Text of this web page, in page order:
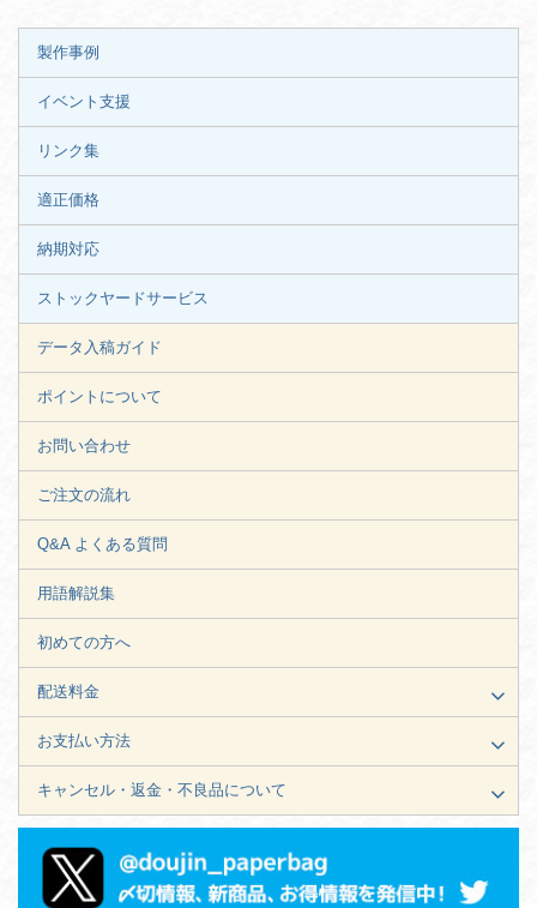
製作事例
イベント支援
リンク集
適正価格
納期対応
ストックヤードサービス
データ入稿ガイド
ポイントについて
お問い合わせ
ご注文の流れ
Q&A よくある質問
用語解説集
初めての方へ
配送料金
お支払い方法
キャンセル・返金・不良品について